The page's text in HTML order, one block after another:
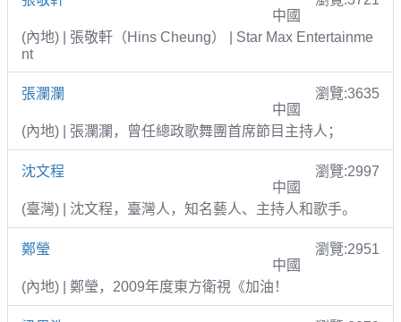
中國
(內地) | 張敬軒（Hins Cheung） | Star Max Entertainme
nt
張瀾瀾
瀏覽:3635
中國
(內地) | 張瀾瀾，曾任總政歌舞團首席節目主持人；
沈文程
瀏覽:2997
中國
(臺灣) | 沈文程，臺灣人，知名藝人、主持人和歌手。
鄭瑩
瀏覽:2951
中國
(內地) | 鄭瑩，2009年度東方衛視《加油！